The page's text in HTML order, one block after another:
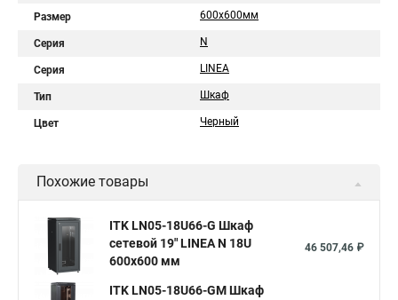
Размер 600х600мм
Серия N
Серия LINEA
Тип Шкаф
Цвет Черный
Похожие товары
ITK LN05-18U66-G Шкаф
сетевой 19" LINEA N 18U
600х600 мм
46 507,46 ₽
ITK LN05-18U66-GM Шкаф